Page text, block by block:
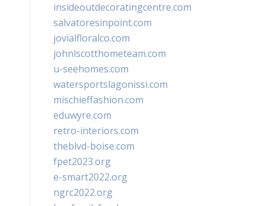
insideoutdecoratingcentre.com
salvatoresinpoint.com
jovialfloralco.com
johnlscotthometeam.com
u-seehomes.com
watersportslagonissi.com
mischieffashion.com
eduwyre.com
retro-interiors.com
theblvd-boise.com
fpet2023.org
e-smart2022.org
ngrc2022.org